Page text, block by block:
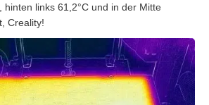
hinten links 61,2°C und in der Mitte
Creality!